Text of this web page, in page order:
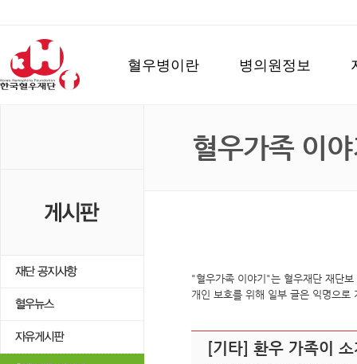
혈우병이란 병의원정보
혈우가족 이
"혈우가족 이야기"는 혈우재단 재단보
개인 보호를 위해 일부 글은 익명으로
[기타] 환우 가족이